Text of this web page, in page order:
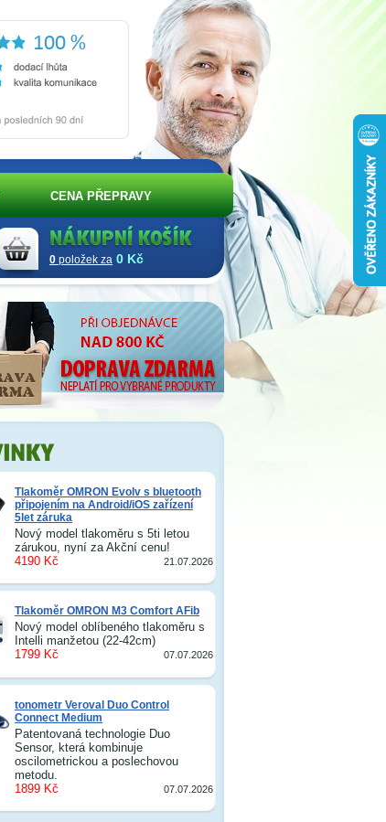
Tlakoměr OMRON Evolv s bluetooth
připojením na Android/iOS zařízení
5let záruka
Nový model tlakoměru s 5ti letou
zárukou, nyní za Akční cenu!
4190 Kč
21.07.2026
Tlakoměr OMRON M3 Comfort AFib
Nový model oblíbeného tlakoměru s
Intelli manžetou (22-42cm)
1799 Kč
07.07.2026
tonometr Veroval Duo Control
Connect Medium
Patentovaná technologie Duo
Sensor, která kombinuje
oscilometrickou a poslechovou
metodu.
1899 Kč
07.07.2026
CENA PŘEPRAVY
0 položek za 0 Kč